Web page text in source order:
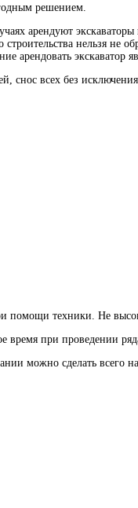
решением.
арендуют
нельзя не
арендовать экскаватор
всех без
помощи техники. Не
при проведении
можно сделать